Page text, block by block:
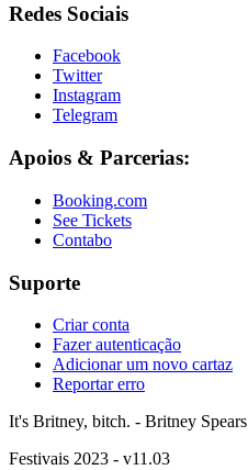
Redes Sociais
Facebook
Twitter
Instagram
Telegram
Apoios & Parcerias:
Booking.com
See Tickets
Contabo
Suporte
Criar conta
Fazer autenticação
Adicionar um novo cartaz
Reportar erro
It's Britney, bitch. - Britney Spears
Festivais 2023 - v11.03